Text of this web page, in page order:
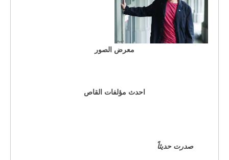
معرض الصور
احدث مؤلفات القاص
صدرت حديثاً